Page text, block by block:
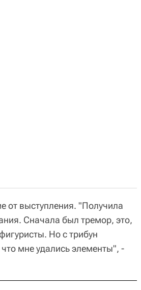
от выступления. "Получила
Сначала был тремор, это,
Но с трибун
мне удались элементы", -